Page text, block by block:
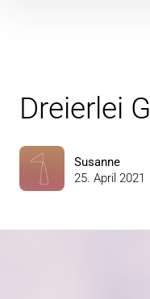
Dreierlei
Susanne
25. April 2021